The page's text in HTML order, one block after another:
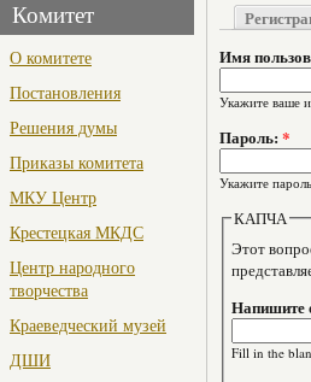
Комитет
О комитете
Постановления
Решения думы
Приказы комитета
МКУ Центр
Крестецкая МКДС
Центр народного
творчества
Краеведческий музей
ДШИ
Имя
Укажите ваше
Пароль: *
Укажите
КАПЧА
Этот вопрос
Напишите
Fill in the